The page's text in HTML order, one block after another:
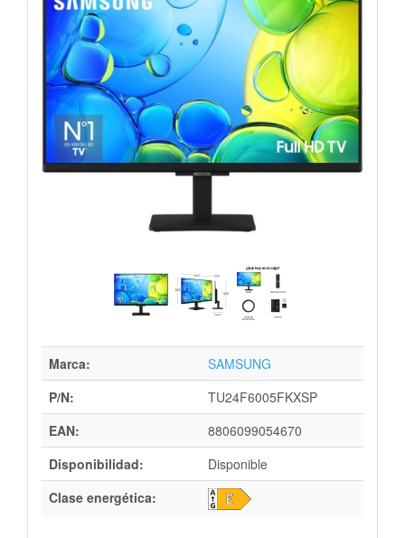
Marca:
SAMSUNG
P/N:
TU24F6005FKXSP
EAN:
8806099054670
Disponibilidad:
Disponible
Clase energética: